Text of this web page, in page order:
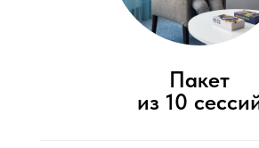
Пакет
из 10